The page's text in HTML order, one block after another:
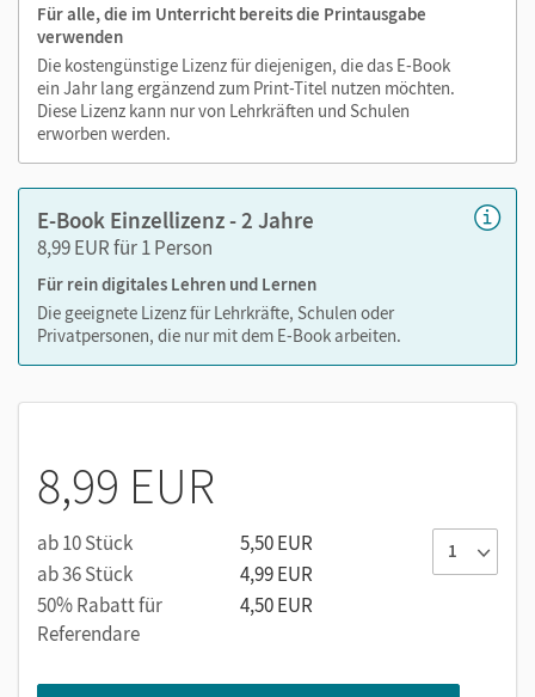
Zoomen
Für alle, die im Unterricht bereits die Printausgabe
verwenden
Die kostengünstige Lizenz für diejenigen, die das E-Book
ein Jahr lang ergänzend zum Print-Titel nutzen möchten.
Diese Lizenz kann nur von Lehrkräften und Schulen
erworben werden.
E-Book Einzellizenz - 2 Jahre
8,99 EUR für 1 Person
Für rein digitales Lehren und Lernen
Die geeignete Lizenz für Lehrkräfte, Schulen oder
Privatpersonen, die nur mit dem E-Book arbeiten.
8,99 EUR
ab 10 Stück
5,50 EUR
ab 36 Stück
4,99 EUR
50% Rabatt für
Referendare
4,50 EUR